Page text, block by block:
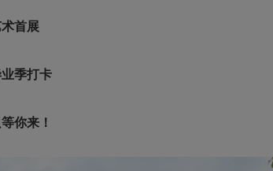
首展
季打卡
你来！